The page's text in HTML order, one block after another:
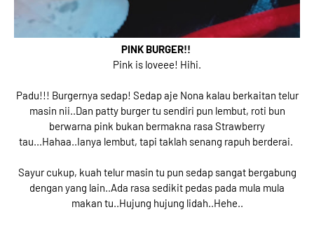
PINK BURGER!!
Pink is loveee! Hihi.
Padu!!! Burgernya sedap! Sedap aje Nona kalau berkaitan telur
masin nii..Dan patty burger tu sendiri pun lembut, roti bun
berwarna pink bukan bermakna rasa Strawberry
tau...Hahaa..Ianya lembut, tapi taklah senang rapuh berderai.
Sayur cukup, kuah telur masin tu pun sedap sangat bergabung
dengan yang lain..Ada rasa sedikit pedas pada mula mula
makan tu..Hujung hujung lidah..Hehe..